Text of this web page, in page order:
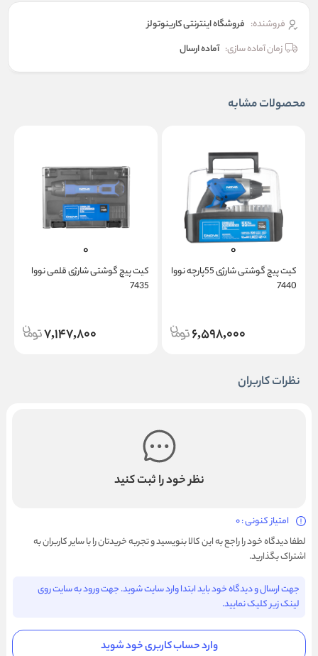
فروشنده: فروشگاه اینترنتی کارینوتولز
زمان آماده سازی: آماده ارسال
محصولات مشابه
کیت پیچ گوشتی شارژی 55پارچه نووا
7440
6,598,000
کیت پیچ گوشتی شارژی قلمی نووا
7435
7,147,800
نظرات کاربران
نظر خود را ثبت کنید
امتیاز کنونی : 0
لطفا دیدگاه خود را راجع به این کالا بنویسید و تجربه خریدتان را با سایر کاربران به
اشتراک بگذارید.
جهت ارسال و دیدگاه خود باید ابتدا وارد سایت شوید. جهت ورود به سایت روی
لینک زیر کلیک نمایید.
وارد حساب کاربری خود شوید